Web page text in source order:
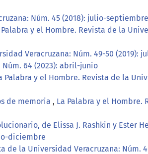
Núm. 45 (2018): julio-septiembre
Palabra y el Hombre. Revista de la
Veracruzana: Núm. 49-50 (2019):
64 (2023): abril-junio
Palabra y el Hombre. Revista de la
de memoria , La Palabra y el Hombre.
de Elissa J. Rashkin y Ester
diciembre
de la Universidad Veracruzana: Núm.